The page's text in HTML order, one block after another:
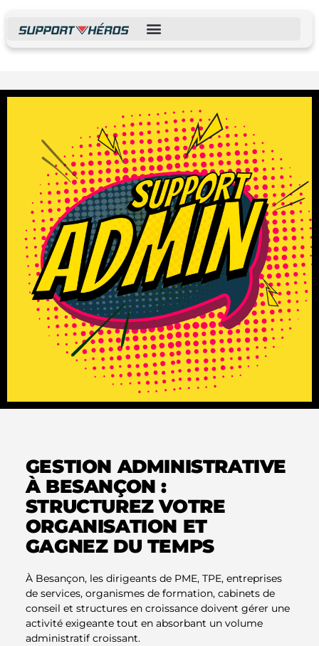
GESTION ADMINISTRATIVE
À BESANÇON :
STRUCTUREZ VOTRE
ORGANISATION ET
GAGNEZ DU TEMPS
À Besançon, les dirigeants de PME, TPE, entreprises
de services, organismes de formation, cabinets de
conseil et structures en croissance doivent gérer une
activité exigeante tout en absorbant un volume
administratif croissant.